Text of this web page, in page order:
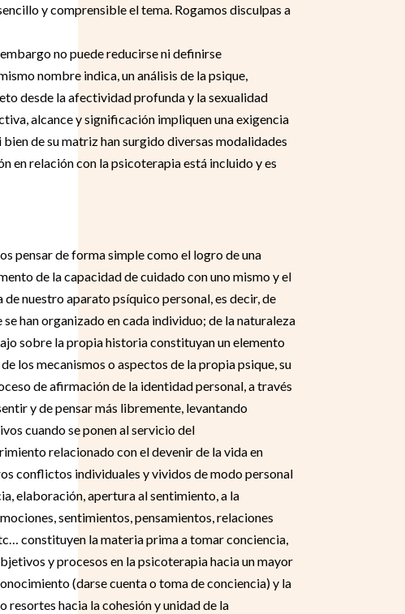
y comprensible el tema. Rogamos disculpas a
no puede reducirse ni definirse
nombre indica, un análisis de la psique,
desde la afectividad profunda y la sexualidad
alcance y significación impliquen una exigencia
de su matriz han surgido diversas modalidades
en relación con la psicoterapia está incluido y es
pensar de forma simple como el logro de una
de la capacidad de cuidado con uno mismo y el
nuestro aparato psíquico personal, es decir, de
han organizado en cada individuo; de la naturaleza
sobre la propia historia constituyan un elemento
los mecanismos o aspectos de la propia psique, su
de afirmación de la identidad personal, a través
y de pensar más libremente, levantando
cuando se ponen al servicio del
relacionado con el devenir de la vida en
conflictos individuales y vividos de modo personal
elaboración, apertura al sentimiento, a la
sentimientos, pensamientos, relaciones
constituyen la materia prima a tomar conciencia,
y procesos en la psicoterapia hacia un mayor
(darse cuenta o toma de conciencia) y la
hacia la cohesión y unidad de la